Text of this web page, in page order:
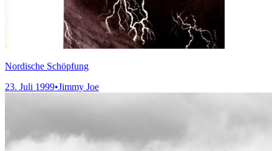
Nordische Schöpfung
23. Juli 1999•Jimmy Joe